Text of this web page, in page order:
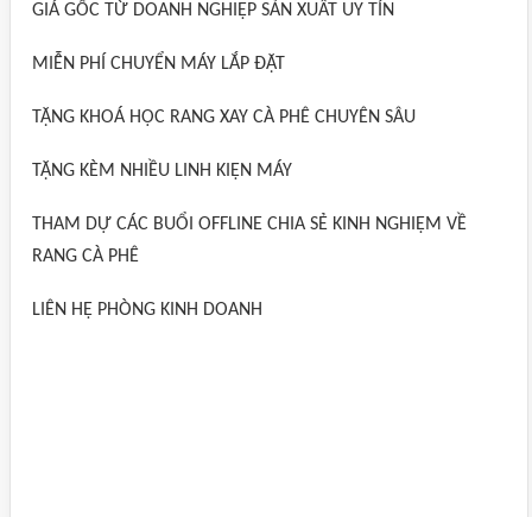
GIÁ GỐC TỪ DOANH NGHIỆP SẢN XUẤT UY TÍN
MIỄN PHÍ CHUYỂN MÁY LẮP ĐẶT
TẶNG KHOÁ HỌC RANG XAY CÀ PHÊ CHUYÊN SÂU
TẶNG KÈM NHIỀU LINH KIỆN MÁY
THAM DỰ CÁC BUỔI OFFLINE CHIA SẺ KINH NGHIỆM VỀ
RANG CÀ PHÊ
LIÊN HỆ PHÒNG KINH DOANH